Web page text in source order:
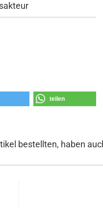
teilen
bestellten, haben